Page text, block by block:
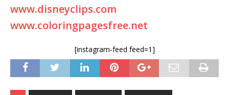
www.disneyclips.com
www.coloringpagesfree.net
[instagram-feed feed=1]